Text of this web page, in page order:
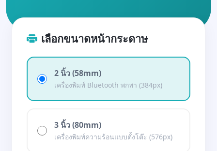
เลือกขนาดหน้ากระดาษ
2 นิ้ว (58mm)
เครื่องพิมพ์ Bluetooth พกพา (384px)
3 นิ้ว (80mm)
เครื่องพิมพ์ความร้อนแบบตั้งโต๊ะ (576px)